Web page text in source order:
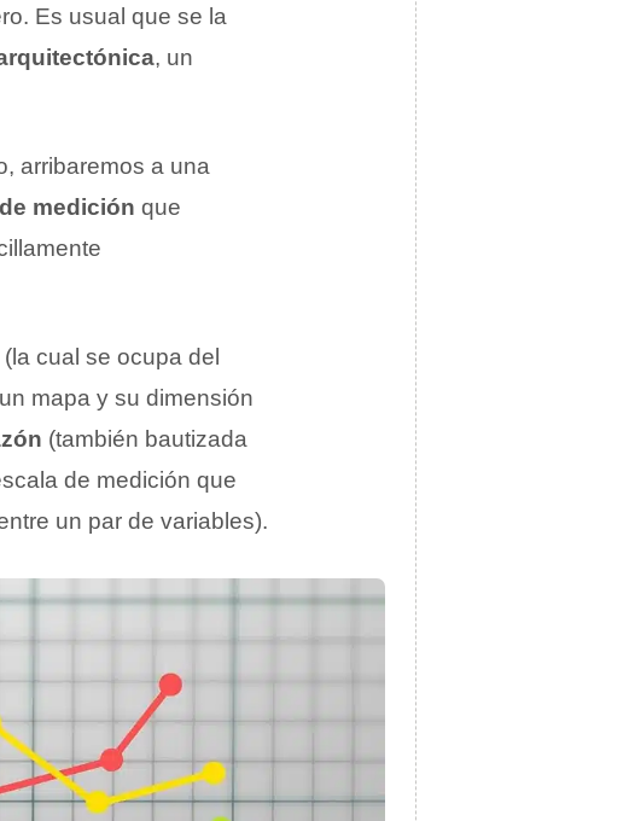
Es usual que se la
, un
arribaremos a una
medición que
(la cual se ocupa del
mapa y su dimensión
(también bautizada
de medición que
un par de variables).